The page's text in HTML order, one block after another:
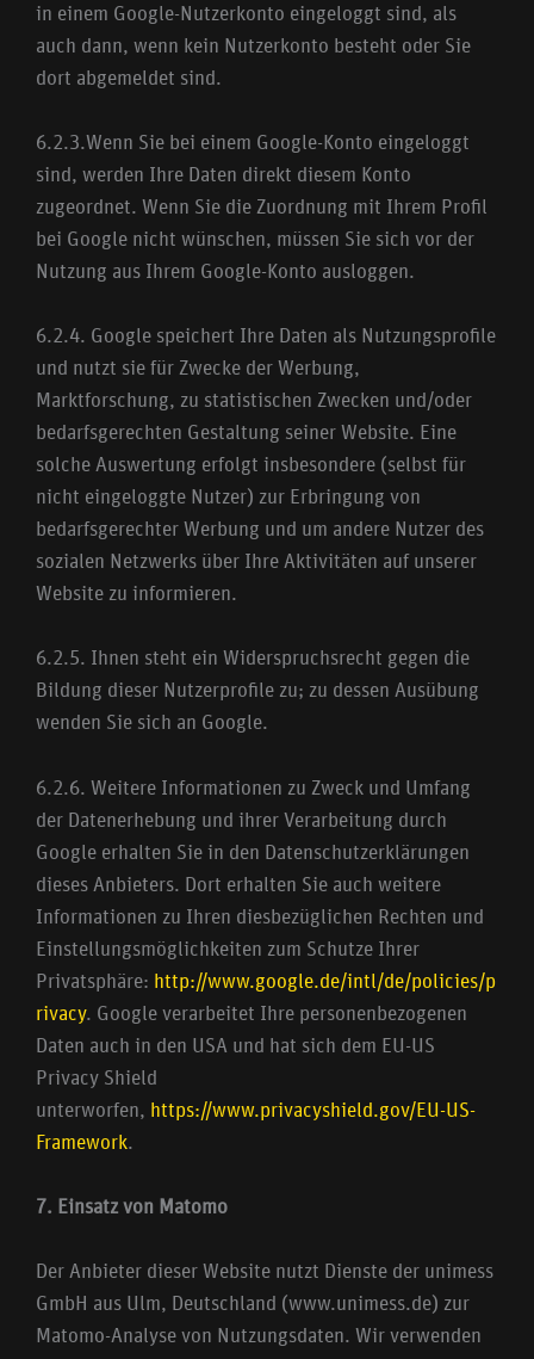
in einem Google-Nutzerkonto eingeloggt sind, als
auch dann, wenn kein Nutzerkonto besteht oder Sie
dort abgemeldet sind.
6.2.3.Wenn Sie bei einem Google-Konto eingeloggt
sind, werden Ihre Daten direkt diesem Konto
zugeordnet. Wenn Sie die Zuordnung mit Ihrem Profil
bei Google nicht wünschen, müssen Sie sich vor der
Nutzung aus Ihrem Google-Konto ausloggen.
6.2.4. Google speichert Ihre Daten als Nutzungsprofile
und nutzt sie für Zwecke der Werbung,
Marktforschung, zu statistischen Zwecken und/oder
bedarfsgerechten Gestaltung seiner Website. Eine
solche Auswertung erfolgt insbesondere (selbst für
nicht eingeloggte Nutzer) zur Erbringung von
bedarfsgerechter Werbung und um andere Nutzer des
sozialen Netzwerks über Ihre Aktivitäten auf unserer
Website zu informieren.
6.2.5. Ihnen steht ein Widerspruchsrecht gegen die
Bildung dieser Nutzerprofile zu; zu dessen Ausübung
wenden Sie sich an Google.
6.2.6. Weitere Informationen zu Zweck und Umfang
der Datenerhebung und ihrer Verarbeitung durch
Google erhalten Sie in den Datenschutzerklärungen
dieses Anbieters. Dort erhalten Sie auch weitere
Informationen zu Ihren diesbezüglichen Rechten und
Einstellungsmöglichkeiten zum Schutze Ihrer
Privatsphäre: http://www.google.de/intl/de/policies/p
rivacy. Google verarbeitet Ihre personenbezogenen
Daten auch in den USA und hat sich dem EU-US
Privacy Shield
unterworfen, https://www.privacyshield.gov/EU-US-
Framework.
7. Einsatz von Matomo
Der Anbieter dieser Website nutzt Dienste der unimess
GmbH aus Ulm, Deutschland (www.unimess.de) zur
Matomo-Analyse von Nutzungsdaten. Wir verwenden